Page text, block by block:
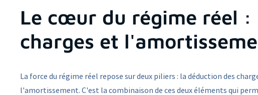
Le cœur du régime réel :
charges et
La force du régime réel repose sur deux piliers : la déduction des
l'amortissement. C'est la combinaison de ces deux éléments qui